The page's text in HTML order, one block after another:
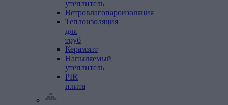
утеплитель
Ветровлагопароизоляция
Теплоизоляция
для
труб
Керамзит
Напыляемый
утеплитель
PIR
плита